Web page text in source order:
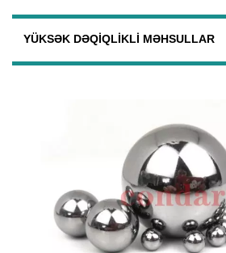
YÜKSƏK DƏQIQLIKLI MƏHSULLAR